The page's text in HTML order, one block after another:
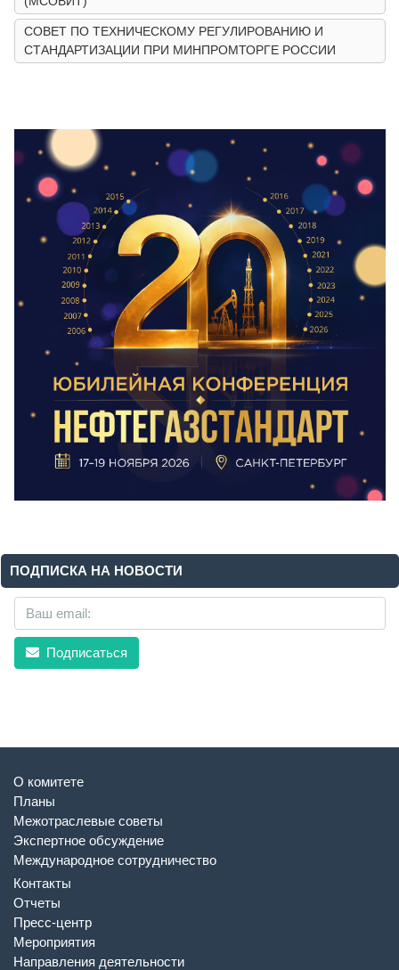
СОВЕТ ПО ТЕХНИЧЕСКОМУ РЕГУЛИРОВАНИЮ И
СТАНДАРТИЗАЦИИ ПРИ МИНПРОМТОРГЕ РОССИИ
ПОДПИСКА НА НОВОСТИ
Подписаться
О комитете
Планы
Межотраслевые советы
Экспертное обсуждение
Международное сотрудничество
Контакты
Отчеты
Пресс-центр
Мероприятия
Направления деятельности